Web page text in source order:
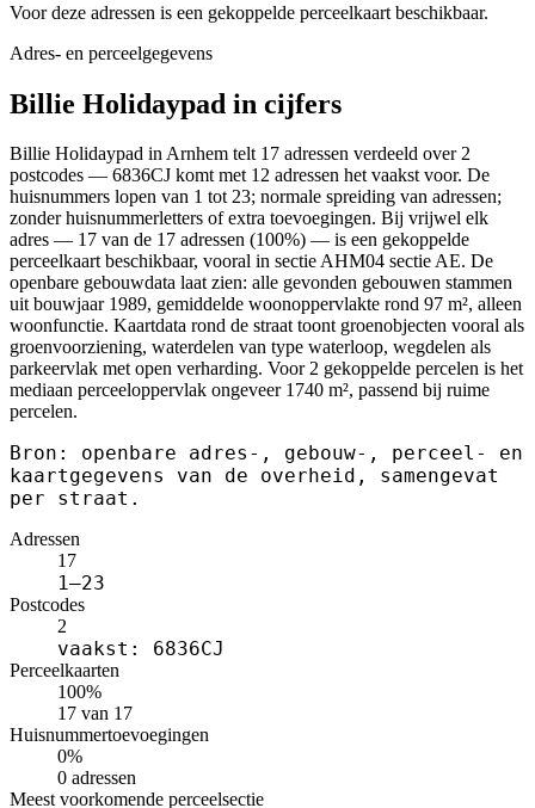
Voor deze adressen is een gekoppelde perceelkaart beschikbaar.
Adres- en perceelgegevens
Billie Holidaypad in cijfers
Billie Holidaypad in Arnhem telt 17 adressen verdeeld over 2
postcodes — 6836CJ komt met 12 adressen het vaakst voor. De
huisnummers lopen van 1 tot 23; normale spreiding van adressen;
zonder huisnummerletters of extra toevoegingen. Bij vrijwel elk
adres — 17 van de 17 adressen (100%) — is een gekoppelde
perceelkaart beschikbaar, vooral in sectie AHM04 sectie AE. De
openbare gebouwdata laat zien: alle gevonden gebouwen stammen
uit bouwjaar 1989, gemiddelde woonoppervlakte rond 97 m², alleen
woonfunctie. Kaartdata rond de straat toont groenobjecten vooral als
groenvoorziening, waterdelen van type waterloop, wegdelen als
parkeervlak met open verharding. Voor 2 gekoppelde percelen is het
mediaan perceeloppervlak ongeveer 1740 m², passend bij ruime
percelen.
Bron: openbare adres-, gebouw-, perceel- en
kaartgegevens van de overheid, samengevat
per straat.
Adressen
17
1–23
Postcodes
2
vaakst: 6836CJ
Perceelkaarten
100%
17 van 17
Huisnummertoevoegingen
0%
0 adressen
Meest voorkomende perceelsectie